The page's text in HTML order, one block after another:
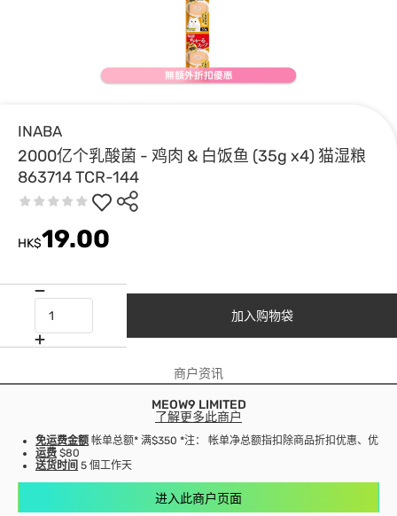
INABA
2000亿个乳酸菌 - 鸡肉 & 白饭鱼 (35g x4) 猫湿粮
863714 TCR-144
HK$19.00
加入购物袋
商户资讯
MEOW9 LIMITED
了解更多此商户
免运费金额 帐单总额* 满$350 *注： 帐单净总额指扣除商品折扣优惠、优惠
运费 $80
送货时间 5 個工作天
进入此商户页面